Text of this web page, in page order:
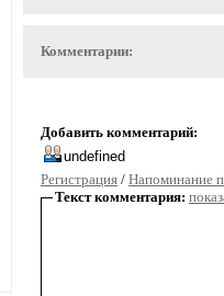
Комментарии:
Добавить комментарий:
Регистрация / Напоминание
Текст комментария: